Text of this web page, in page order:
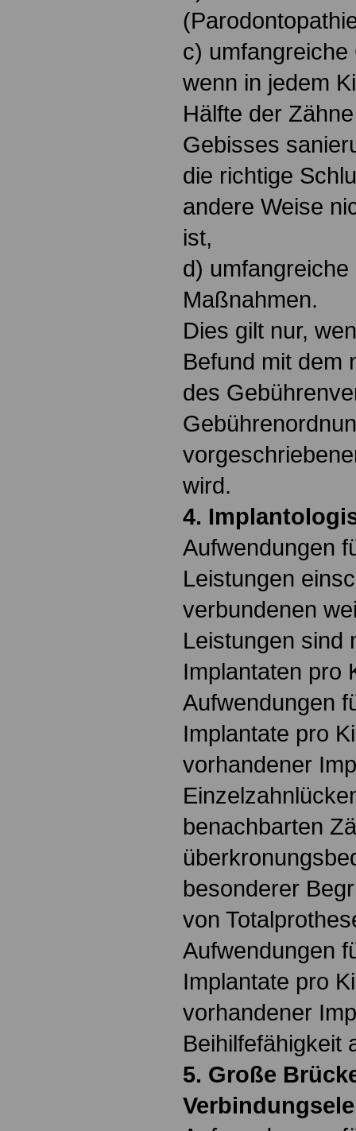
c)
wenn in jedem
Hälfte der
Gebisses
die richtige
andere Weise
ist,
d)
Maßnahmen.
Dies gilt nur,
Befund mit dem
des
wird.
4.
Aufwendungen
Leistungen
verbundenen
Leistungen sind
Implantaten pro
Aufwendungen
Implantate pro
vorhandener
benachbarten
besonderer
von
Aufwendungen
Implantate pro
vorhandener
Beihilfefähigkeit
5. Große